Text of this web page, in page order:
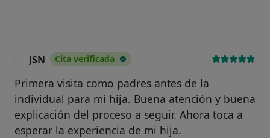
JSN Cita verificada
Primera visita como padres antes de la
individual para mi hija. Buena atención y buena
explicación del proceso a seguir. Ahora toca a
esperar la experiencia de mi hija.